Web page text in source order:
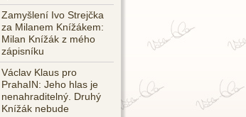
Zamyšlení Ivo Strejčka
za Milanem Knížákem:
Milan Knížák z mého
zápisníku
Václav Klaus pro
PrahaIN: Jeho hlas je
nenahraditelný. Druhý
Knížák nebude